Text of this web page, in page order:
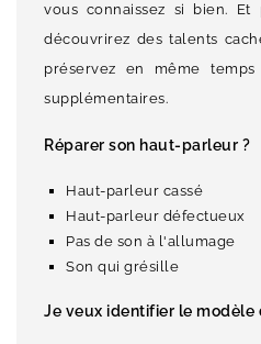
vous connaissez si bien. Et
découvrirez des talents
préservez en même
supplémentaires.
Réparer son haut-parleur ?
Haut-parleur cassé
Haut-parleur défectueux
Pas de son à l'allumage
Son qui grésille
Je veux identifier le modèle